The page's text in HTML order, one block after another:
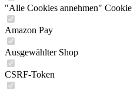
"Alle Cookies annehmen" Cookie
Amazon Pay
Ausgewählter Shop
CSRF-Token